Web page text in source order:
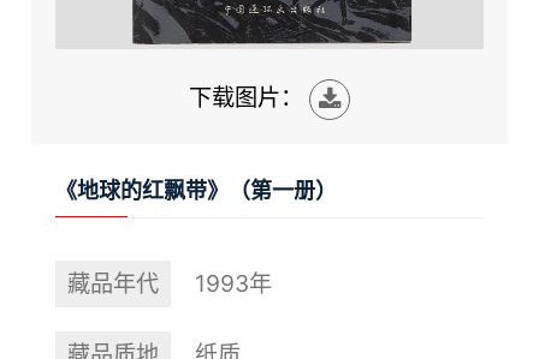
下载图片：
《地球的红飘带》（第一册）
藏品年代 1993年